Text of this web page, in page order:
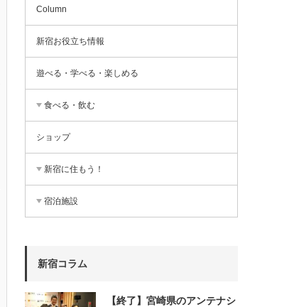
Column
新宿お役立ち情報
遊べる・学べる・楽しめる
食べる・飲む
ショップ
新宿に住もう！
宿泊施設
新宿コラム
【終了】宮崎県のアンテナシ